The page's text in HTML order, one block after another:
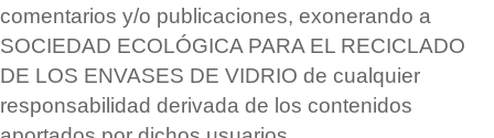
comentarios y/o publicaciones, exonerando a
SOCIEDAD ECOLÓGICA PARA EL RECICLADO
DE LOS ENVASES DE VIDRIO de cualquier
responsabilidad derivada de los contenidos